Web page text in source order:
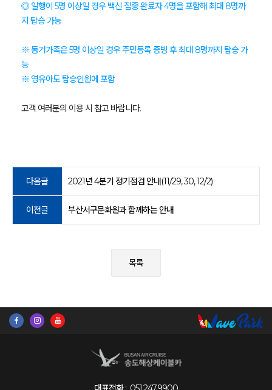
◎ 일행이 5명 이상일 경우 백신 접종 완료자 4명을 포함해 최대 8명까
지 탑승 가능
※ 동거가족은 5명 이상일 경우 주민등록 증빙 후 최대 8명까지 탑승 가
능
※ 영유아도 탑승인원에 포함
고객 여러분의 이용 시 참고 바랍니다.
다음글 2021년 4분기 정기점검 안내(11/29, 30, 12/2)
이전글 부산서구문화원과 함께하는 안내
목록